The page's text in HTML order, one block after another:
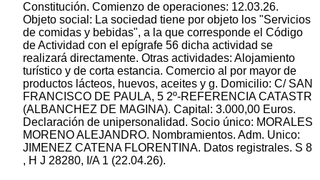
Constitución. Comienzo de operaciones: 12.03.26.
Objeto social: La sociedad tiene por objeto los "Servicios
de comidas y bebidas", a la que corresponde el Código
de Actividad con el epígrafe 56 dicha actividad se
realizará directamente. Otras actividades: Alojamiento
turístico y de corta estancia. Comercio al por mayor de
productos lácteos, huevos, aceites y g. Domicilio: C/ SAN
FRANCISCO DE PAULA, 5 2º-REFERENCIA CATASTR
(ALBANCHEZ DE MAGINA). Capital: 3.000,00 Euros.
Declaración de unipersonalidad. Socio único: MORALES
MORENO ALEJANDRO. Nombramientos. Adm. Unico:
JIMENEZ CATENA FLORENTINA. Datos registrales. S 8
, H J 28280, I/A 1 (22.04.26).